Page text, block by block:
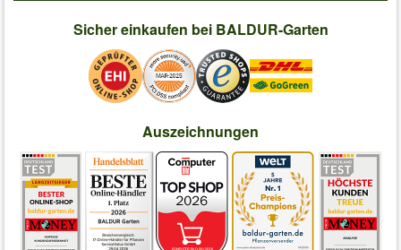
Sicher einkaufen bei BALDUR-Garten
Auszeichnungen